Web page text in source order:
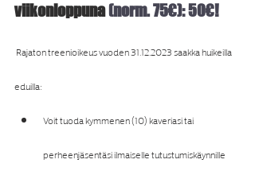
viikonloppuna (norm. 75€): 50€!
eduilla:
Voit tuoda kymmenen (10) kaveriasi tai
perheenjäsentäsi ilmaiselle tutustumiskäynnille